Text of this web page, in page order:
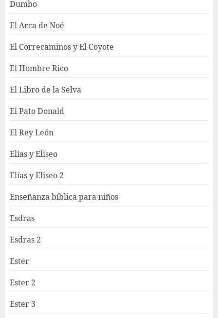
Dumbo
El Arca de Noé
El Correcaminos y El Coyote
El Hombre Rico
El Libro de la Selva
El Pato Donald
El Rey León
Elías y Eliseo
Elías y Eliseo 2
Enseñanza bíblica para niños
Esdras
Esdras 2
Ester
Ester 2
Ester 3